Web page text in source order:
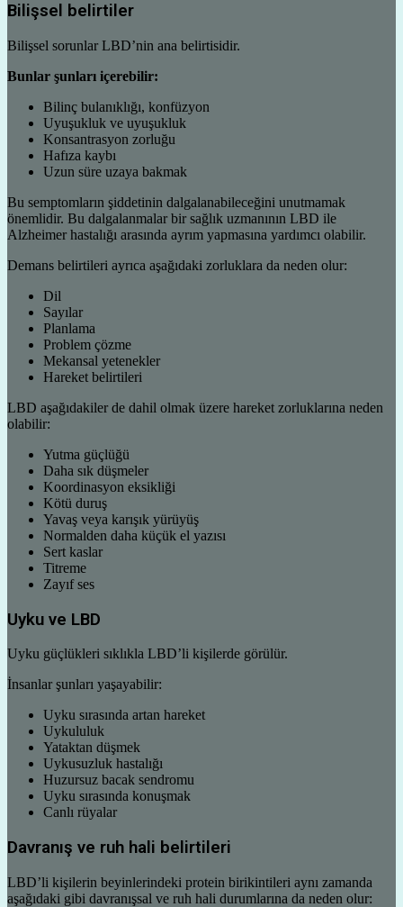
Bilişsel belirtiler
Bilişsel sorunlar LBD’nin ana belirtisidir.
Bunlar şunları içerebilir:
Bilinç bulanıklığı, konfüzyon
Uyuşukluk ve uyuşukluk
Konsantrasyon zorluğu
Hafıza kaybı
Uzun süre uzaya bakmak
Bu semptomların şiddetinin dalgalanabileceğini unutmamak
önemlidir. Bu dalgalanmalar bir sağlık uzmanının LBD ile
Alzheimer hastalığı arasında ayrım yapmasına yardımcı olabilir.
Demans belirtileri ayrıca aşağıdaki zorluklara da neden olur:
Dil
Sayılar
Planlama
Problem çözme
Mekansal yetenekler
Hareket belirtileri
LBD aşağıdakiler de dahil olmak üzere hareket zorluklarına neden
olabilir:
Yutma güçlüğü
Daha sık düşmeler
Koordinasyon eksikliği
Kötü duruş
Yavaş veya karışık yürüyüş
Normalden daha küçük el yazısı
Sert kaslar
Titreme
Zayıf ses
Uyku ve LBD
Uyku güçlükleri sıklıkla LBD’li kişilerde görülür.
İnsanlar şunları yaşayabilir:
Uyku sırasında artan hareket
Uykululuk
Yataktan düşmek
Uykusuzluk hastalığı
Huzursuz bacak sendromu
Uyku sırasında konuşmak
Canlı rüyalar
Davranış ve ruh hali belirtileri
LBD’li kişilerin beyinlerindeki protein birikintileri aynı zamanda
aşağıdaki gibi davranışsal ve ruh hali durumlarına da neden olur: